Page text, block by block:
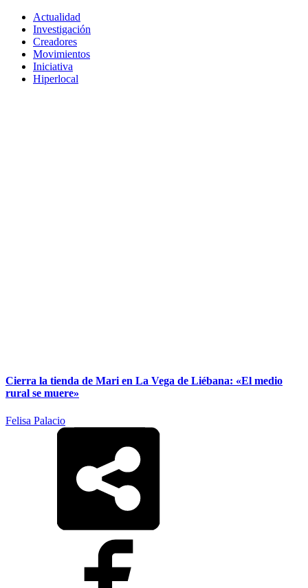
Actualidad
Investigación
Creadores
Movimientos
Iniciativa
Hiperlocal
Cierra la tienda de Mari en La Vega de Liébana: «El medio
rural se muere»
Felisa Palacio